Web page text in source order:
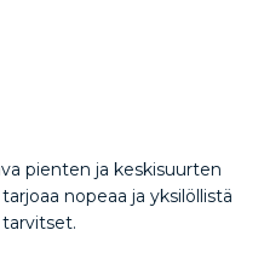
pienten ja keskisuurten
nopeaa ja yksilöllistä